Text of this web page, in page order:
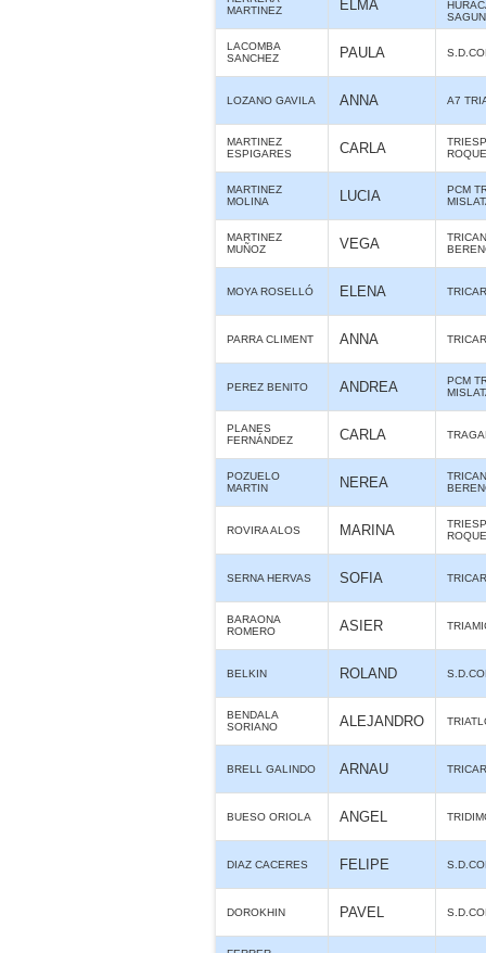
MARTINEZ
ELMA
LACOMBA
SANCHEZ
PAULA
LOZANO GAVILA ANNA A7
MARTINEZ
ESPIGARES
CARLA
MARTINEZ
MOLINA
LUCIA
PCM
MARTINEZ
MUÑOZ
VEGA
MOYA ROSELLÓ ELENA
PARRA CLIMENT ANNA
PEREZ BENITO ANDREA
PCM
PLANES
FERNÁNDEZ
CARLA
POZUELO
MARTIN
NEREA
ROVIRA ALOS MARINA
SERNA HERVAS SOFIA
BARAONA
ROMERO
ASIER
BELKIN ROLAND
BENDALA
SORIANO
ALEJANDRO
BRELL GALINDO ARNAU
BUESO ORIOLA ANGEL
DIAZ CACERES FELIPE
DOROKHIN PAVEL